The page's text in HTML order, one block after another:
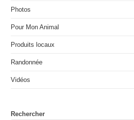
Photos
Pour Mon Animal
Produits locaux
Randonnée
Vidéos
Rechercher